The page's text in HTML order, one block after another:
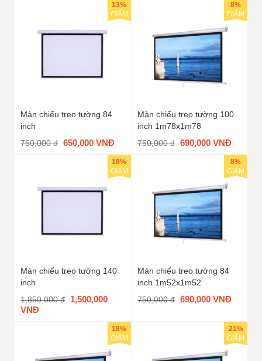
Màn chiếu treo tường 84
inch
750,000 đ 650,000 VNĐ
13%
GIẢM
Màn chiếu treo tường 100
inch 1m78x1m78
750,000 đ 690,000 VNĐ
8%
GIẢM
Màn chiếu treo tường 140
inch
1,850,000 đ
1,500,000
VNĐ
18%
GIẢM
Màn chiếu treo tường 84
inch 1m52x1m52
750,000 đ 690,000 VNĐ
8%
GIẢM
18%
GIẢM
21%
GIẢM